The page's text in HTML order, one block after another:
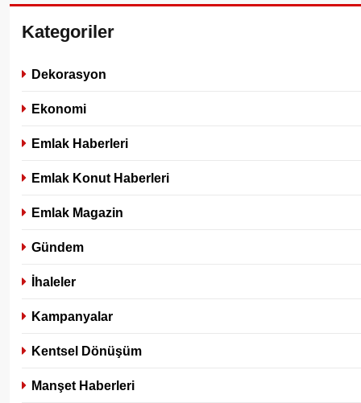
Kategoriler
Dekorasyon
Ekonomi
Emlak Haberleri
Emlak Konut Haberleri
Emlak Magazin
Gündem
İhaleler
Kampanyalar
Kentsel Dönüşüm
Manşet Haberleri